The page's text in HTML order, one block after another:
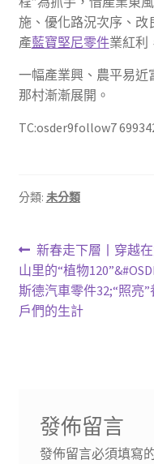
施、優化路況次序、改
產藍寶堅尼零件業紅利
一幅產業興、農平易近
那村漸漸展開。
TC:osder9follow7
分類: 未分類
文
章
導
上
一
篇
文
新春走下層丨穿越
山里的“植物
斯德汽車零件32;“照亮”
戶們的生計
發佈留言
發佈留言必須填寫